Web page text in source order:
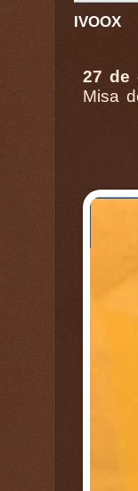
IVOOX
27 de
Misa
San